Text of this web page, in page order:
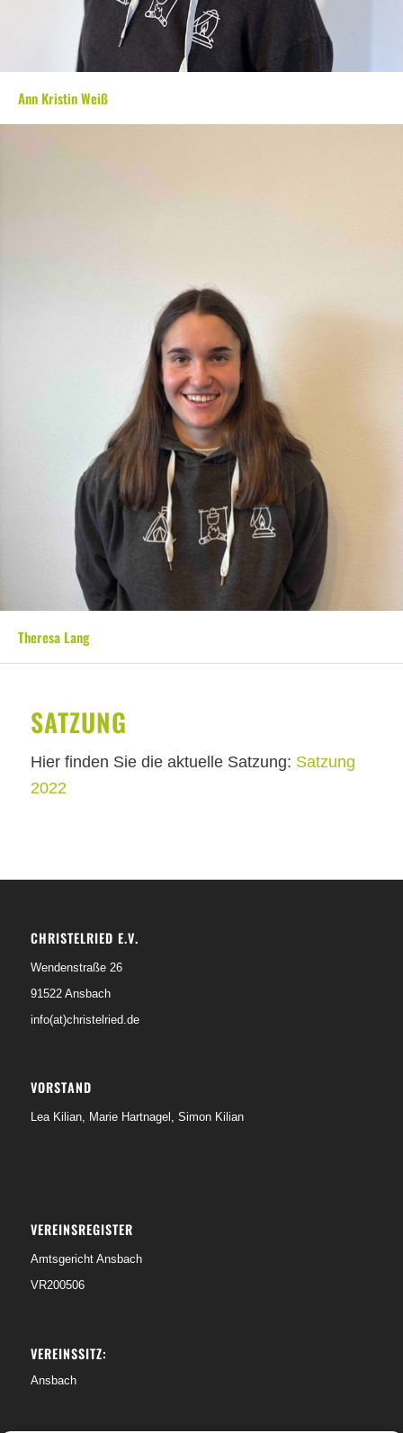
Ann Kristin Weiß
Theresa Lang
SATZUNG
Hier finden Sie die aktuelle Satzung: Satzung
2022
CHRISTELRIED E.V.
Wendenstraße 26
91522 Ansbach
info(at)christelried.de
VORSTAND
Lea Kilian, Marie Hartnagel, Simon Kilian
VEREINSREGISTER
Amtsgericht Ansbach
VR200506
VEREINSSITZ:
Ansbach